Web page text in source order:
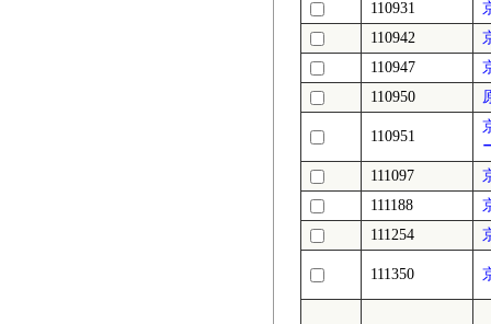
110931
110942
110947
110950
110951
111097
111188
111254
111350